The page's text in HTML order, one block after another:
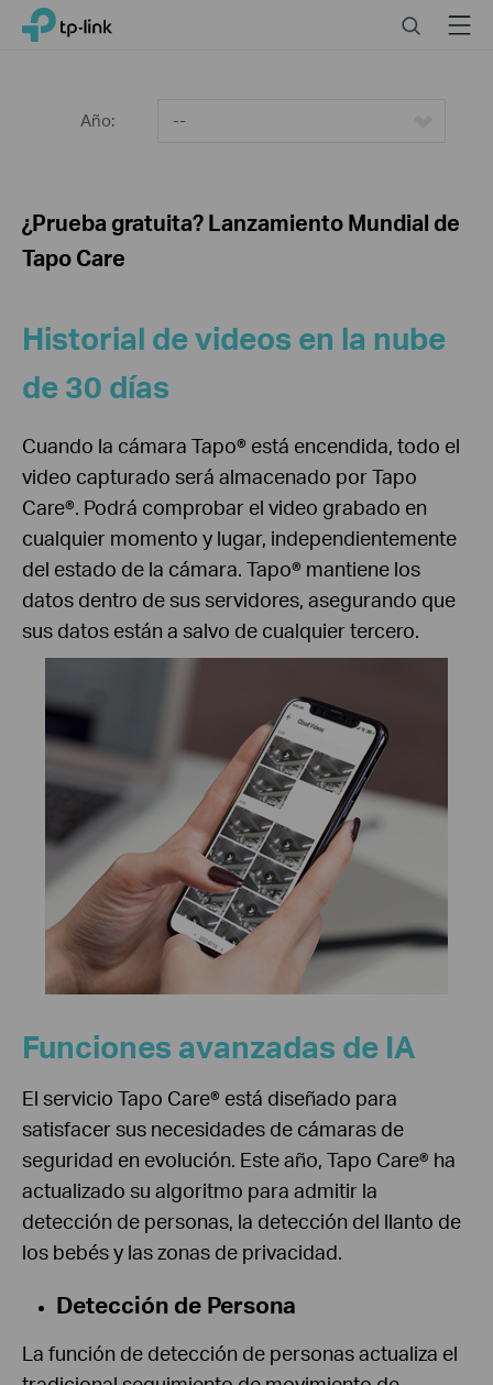
ClickTP-Link, Reliably Smart SearchMenu
Año: --
¿Prueba gratuita? Lanzamiento Mundial de
Tapo Care
Historial de videos en la nube
de 30 días
Cuando la cámara Tapo® está encendida, todo el
video capturado será almacenado por Tapo
Care®. Podrá comprobar el video grabado en
cualquier momento y lugar, independientemente
del estado de la cámara. Tapo® mantiene los
datos dentro de sus servidores, asegurando que
sus datos están a salvo de cualquier tercero.
Funciones avanzadas de IA
El servicio Tapo Care® está diseñado para
satisfacer sus necesidades de cámaras de
seguridad en evolución. Este año, Tapo Care® ha
actualizado su algoritmo para admitir la
detección de personas, la detección del llanto de
los bebés y las zonas de privacidad.
Detección de Persona
La función de detección de personas actualiza el